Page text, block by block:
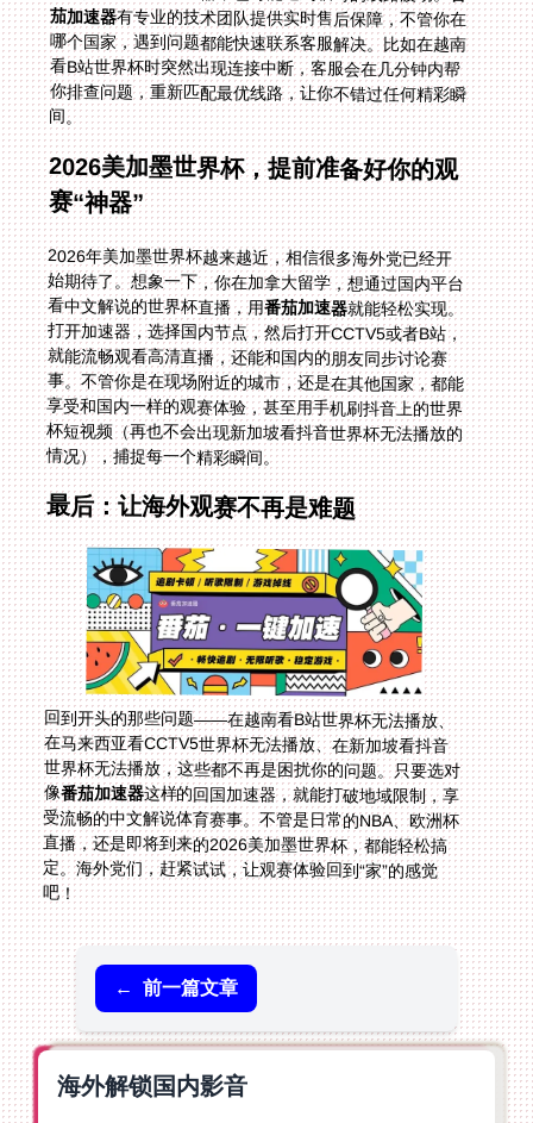
茄加速器有专业的技术团队提供实时售后保障，不管你在
哪个国家，遇到问题都能快速联系客服解决。比如在越南
看B站世界杯时突然出现连接中断，客服会在几分钟内帮
你排查问题，重新匹配最优线路，让你不错过任何精彩瞬
间。
2026美加墨世界杯，提前准备好你的观
赛“神器”
2026年美加墨世界杯越来越近，相信很多海外党已经开
始期待了。想象一下，你在加拿大留学，想通过国内平台
看中文解说的世界杯直播，用番茄加速器就能轻松实现。
打开加速器，选择国内节点，然后打开CCTV5或者B站，
就能流畅观看高清直播，还能和国内的朋友同步讨论赛
事。不管你是在现场附近的城市，还是在其他国家，都能
享受和国内一样的观赛体验，甚至用手机刷抖音上的世界
杯短视频（再也不会出现新加坡看抖音世界杯无法播放的
情况），捕捉每一个精彩瞬间。
最后：让海外观赛不再是难题
回到开头的那些问题——在越南看B站世界杯无法播放、
在马来西亚看CCTV5世界杯无法播放、在新加坡看抖音
世界杯无法播放，这些都不再是困扰你的问题。只要选对
像番茄加速器这样的回国加速器，就能打破地域限制，享
受流畅的中文解说体育赛事。不管是日常的NBA、欧洲杯
直播，还是即将到来的2026美加墨世界杯，都能轻松搞
定。海外党们，赶紧试试，让观赛体验回到“家”的感觉
吧！
← 前一篇文章
海外解锁国内影音